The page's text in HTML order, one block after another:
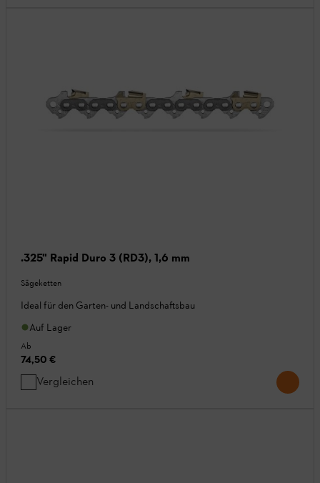
.325" Rapid Duro 3 (RD3), 1,6 mm
Sägeketten
Ideal für den Garten- und Landschaftsbau
Auf Lager
Ab
74,50 €
Vergleichen